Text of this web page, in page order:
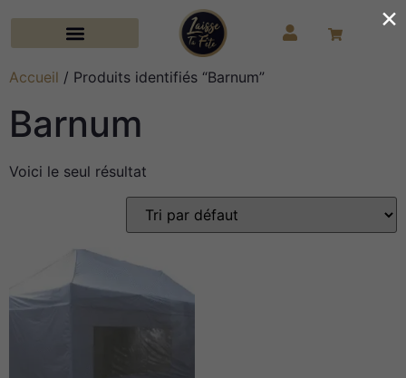
Accueil / Produits identifiés “Barnum”
Barnum
Voici le seul résultat
×